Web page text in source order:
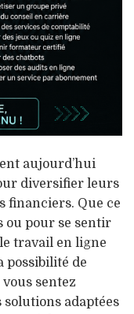
aujourd’hui
diversifier leurs
financiers. Que ce
ou pour se sentir
travail en ligne
possibilité de
sentez
solutions adaptées